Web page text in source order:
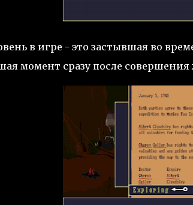
в игре - это застывшая во
момент сразу после